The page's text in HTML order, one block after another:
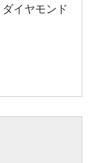
ダイヤモンド